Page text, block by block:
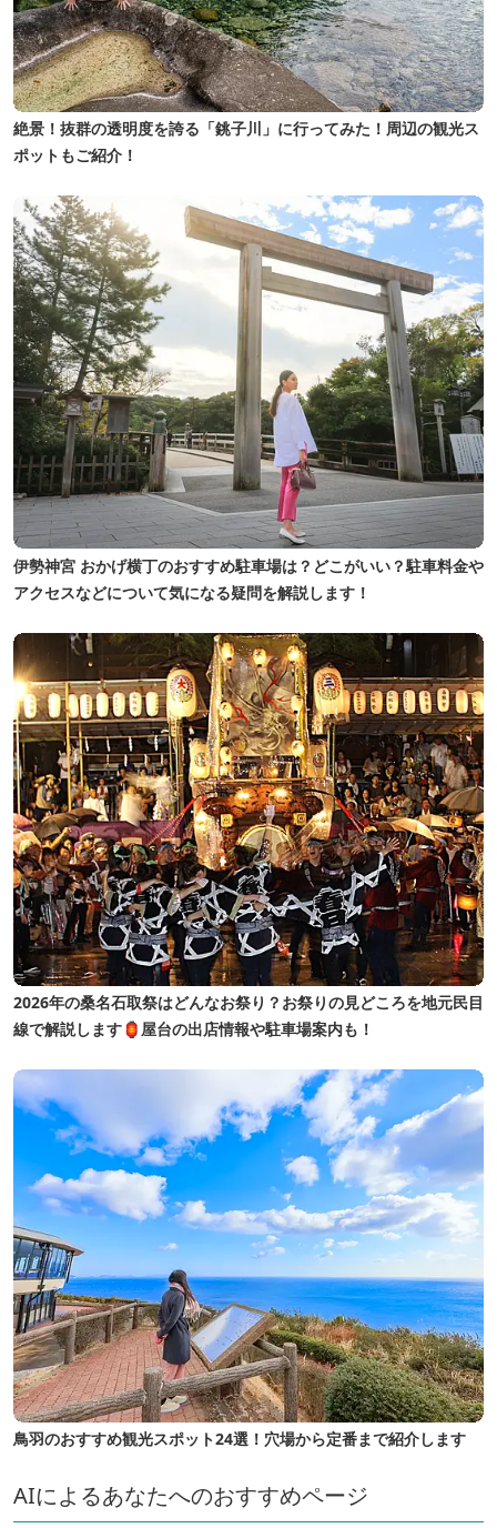
絶景！抜群の透明度を誇る「銚子川」に行ってみた！周辺の観光ス
ポットもご紹介！
伊勢神宮 おかげ横丁のおすすめ駐車場は？どこがいい？駐車料金や
アクセスなどについて気になる疑問を解説します！
2026年の桑名石取祭はどんなお祭り？お祭りの見どころを地元民目
線で解説します🏮屋台の出店情報や駐車場案内も！
鳥羽のおすすめ観光スポット24選！穴場から定番まで紹介します
AIによるあなたへのおすすめページ